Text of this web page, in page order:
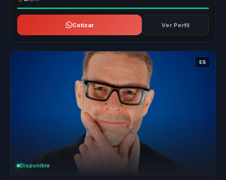
Cotizar Ver Perfil
ES
Disponible